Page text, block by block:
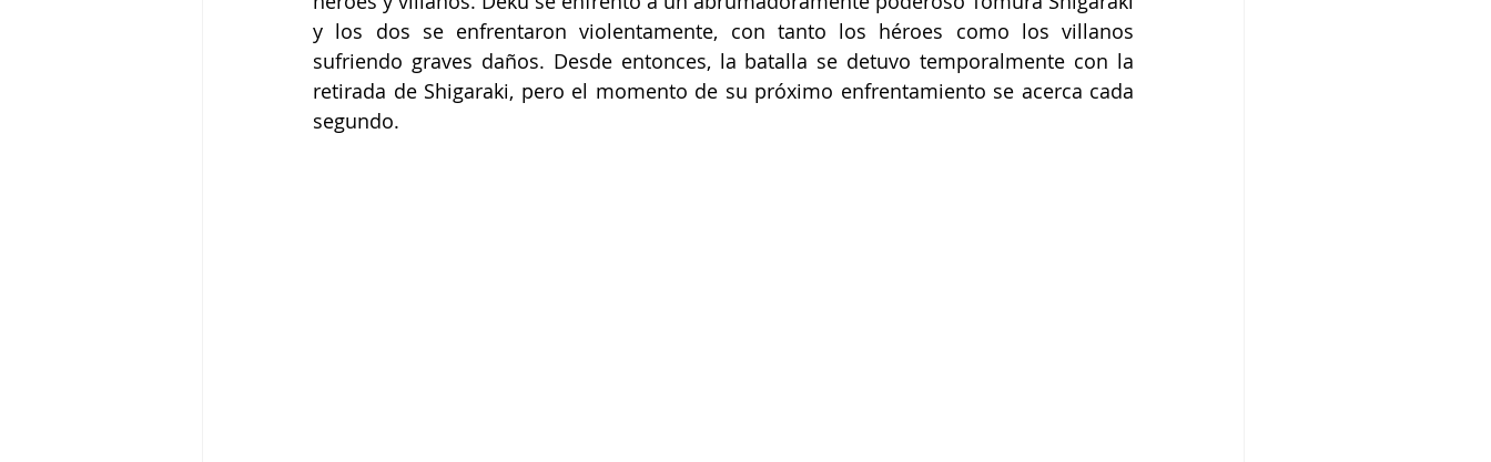
y los dos se enfrentaron violentamente, con tanto los héroes como los villanos
sufriendo graves daños. Desde entonces, la batalla se detuvo temporalmente con la
retirada de Shigaraki, pero el momento de su próximo enfrentamiento se acerca cada
segundo.